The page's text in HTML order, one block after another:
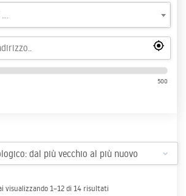
500
visualizzando 1–12 di 14 risultati